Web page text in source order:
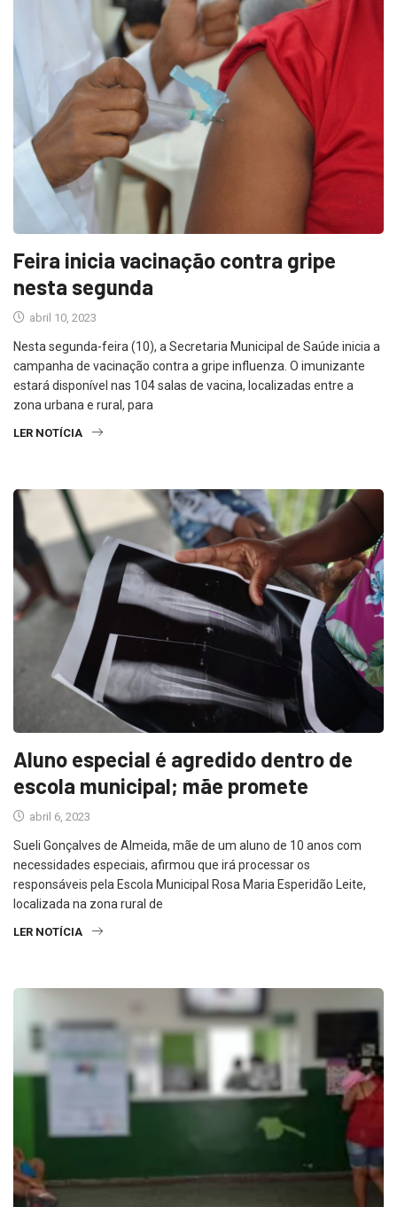
Feira inicia vacinação contra gripe
nesta segunda
abril 10, 2023
Nesta segunda-feira (10), a Secretaria Municipal de Saúde inicia a
campanha de vacinação contra a gripe influenza. O imunizante
estará disponível nas 104 salas de vacina, localizadas entre a
zona urbana e rural, para
LER NOTÍCIA
Aluno especial é agredido dentro de
escola municipal; mãe promete
abril 6, 2023
Sueli Gonçalves de Almeida, mãe de um aluno de 10 anos com
necessidades especiais, afirmou que irá processar os
responsáveis pela Escola Municipal Rosa Maria Esperidão Leite,
localizada na zona rural de
LER NOTÍCIA